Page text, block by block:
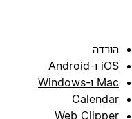
הורדה
iOS ו-Android
Mac ו-Windows
Calendar
Web Clipper